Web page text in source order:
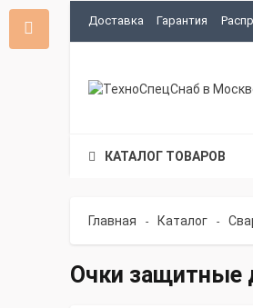
Доставка Гарантия
КАТАЛОГ ТОВАРОВ
Главная - Каталог -
Очки защитные